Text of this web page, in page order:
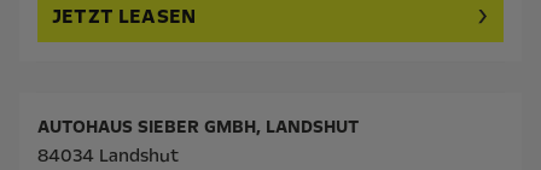
JETZT LEASEN
AUTOHAUS SIEBER GMBH, LANDSHUT
84034 Landshut